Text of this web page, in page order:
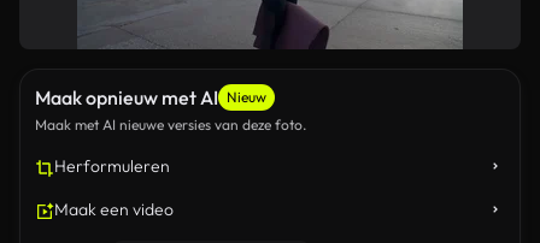
Maak opnieuw met AI Nieuw
Maak met AI nieuwe versies van deze foto.
Herformuleren
Maak een video